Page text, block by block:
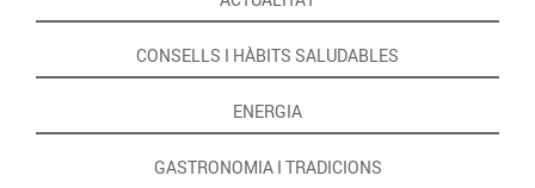
CONSELLS I HÀBITS SALUDABLES
ENERGIA
GASTRONOMIA I TRADICIONS